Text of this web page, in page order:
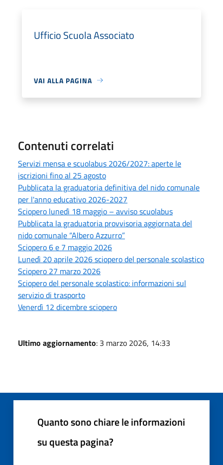
Ufficio Scuola Associato
VAI ALLA PAGINA
Contenuti correlati
Servizi mensa e scuolabus 2026/2027: aperte le
iscrizioni fino al 25 agosto
Pubblicata la graduatoria definitiva del nido comunale
per l'anno educativo 2026-2027
Sciopero lunedì 18 maggio – avviso scuolabus
Pubblicata la graduatoria provvisoria aggiornata del
nido comunale “Albero Azzurro”
Sciopero 6 e 7 maggio 2026
Lunedì 20 aprile 2026 sciopero del personale scolastico
Sciopero 27 marzo 2026
Sciopero del personale scolastico: informazioni sul
servizio di trasporto
Venerdì 12 dicembre sciopero
Ultimo aggiornamento: 3 marzo 2026, 14:33
Quanto sono chiare le informazioni
su questa pagina?